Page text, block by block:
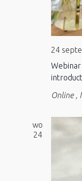
24
Online ,
wo
24